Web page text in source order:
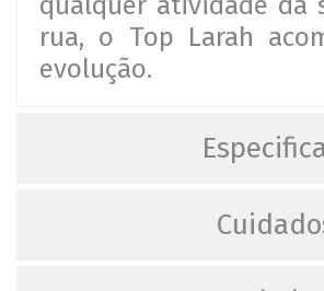
rua, o Top Larah
evolução.